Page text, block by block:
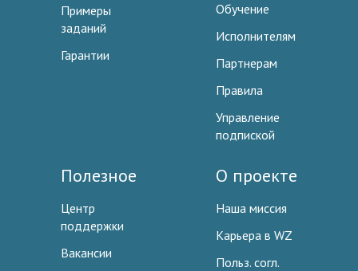
Примеры
заданий
Гарантии
Обучение
Исполнителям
Партнерам
Правила
Управление
подпиской
Полезное
Центр
поддержки
Вакансии
О проекте
Наша миссия
Карьера в WZ
Польз. согл.